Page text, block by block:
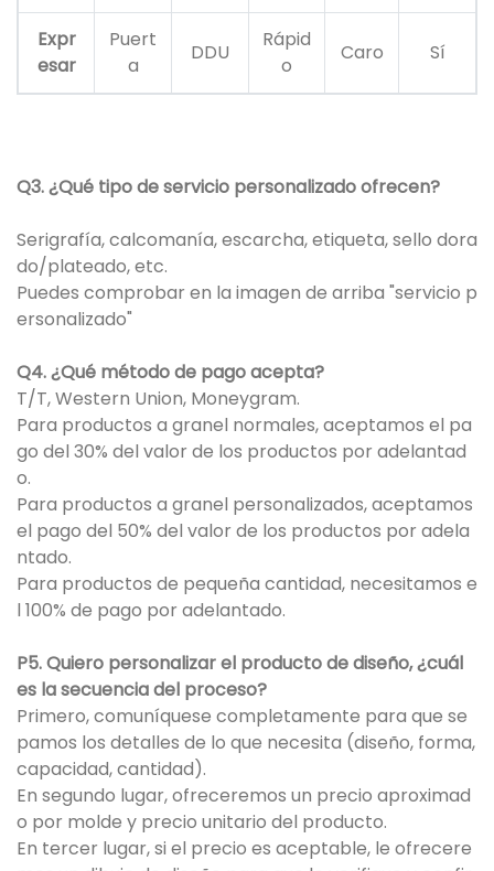
Expr
esar
Puert
a
DDU
Rápid
o
Caro Sí
Q3. ¿Qué tipo de servicio personalizado ofrecen?
Serigrafía, calcomanía, escarcha, etiqueta, sello dora
do/plateado, etc.
Puedes comprobar en la imagen de arriba "servicio p
ersonalizado"
Q4. ¿Qué método de pago acepta?
T/T, Western Union, Moneygram.
Para productos a granel normales, aceptamos el pa
go del 30% del valor de los productos por adelantad
o.
Para productos a granel personalizados, aceptamos
el pago del 50% del valor de los productos por adela
ntado.
Para productos de pequeña cantidad, necesitamos e
l 100% de pago por adelantado.
P5. Quiero personalizar el producto de diseño, ¿cuál
es la secuencia del proceso?
Primero, comuníquese completamente para que se
pamos los detalles de lo que necesita (diseño, forma,
capacidad, cantidad).
En segundo lugar, ofreceremos un precio aproximad
o por molde y precio unitario del producto.
En tercer lugar, si el precio es aceptable, le ofrecere